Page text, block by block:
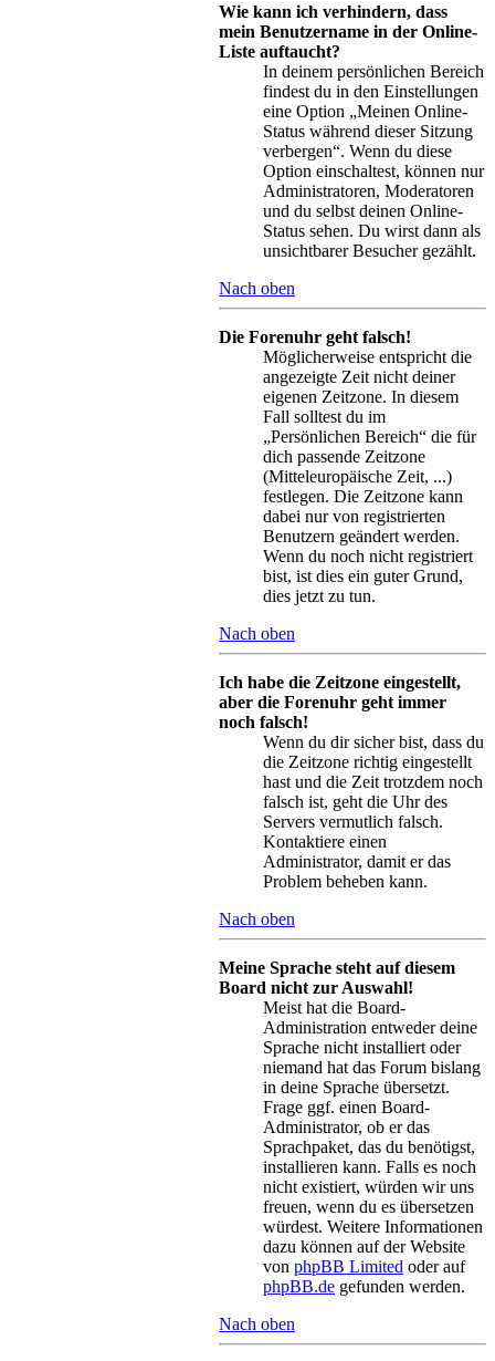
Wie kann ich verhindern, dass
mein Benutzername in der Online-
Liste auftaucht?
In deinem persönlichen Bereich
findest du in den Einstellungen
eine Option „Meinen Online-
Status während dieser Sitzung
verbergen“. Wenn du diese
Option einschaltest, können nur
Administratoren, Moderatoren
und du selbst deinen Online-
Status sehen. Du wirst dann als
unsichtbarer Besucher gezählt.
Nach oben
Die Forenuhr geht falsch!
Möglicherweise entspricht die
angezeigte Zeit nicht deiner
eigenen Zeitzone. In diesem
Fall solltest du im
„Persönlichen Bereich“ die für
dich passende Zeitzone
(Mitteleuropäische Zeit, ...)
festlegen. Die Zeitzone kann
dabei nur von registrierten
Benutzern geändert werden.
Wenn du noch nicht registriert
bist, ist dies ein guter Grund,
dies jetzt zu tun.
Nach oben
Ich habe die Zeitzone eingestellt,
aber die Forenuhr geht immer
noch falsch!
Wenn du dir sicher bist, dass du
die Zeitzone richtig eingestellt
hast und die Zeit trotzdem noch
falsch ist, geht die Uhr des
Servers vermutlich falsch.
Kontaktiere einen
Administrator, damit er das
Problem beheben kann.
Nach oben
Meine Sprache steht auf diesem
Board nicht zur Auswahl!
Meist hat die Board-
Administration entweder deine
Sprache nicht installiert oder
niemand hat das Forum bislang
in deine Sprache übersetzt.
Frage ggf. einen Board-
Administrator, ob er das
Sprachpaket, das du benötigst,
installieren kann. Falls es noch
nicht existiert, würden wir uns
freuen, wenn du es übersetzen
würdest. Weitere Informationen
dazu können auf der Website
von phpBB Limited oder auf
phpBB.de gefunden werden.
Nach oben